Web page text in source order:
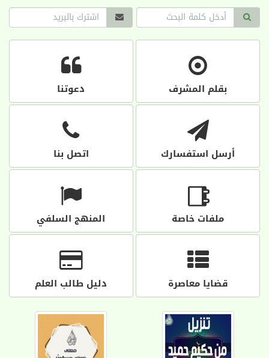
بقلم المشرف دعوتنا
أرسل استفسارك اتصل بنا
ملفات خاصة المنهج السلفي
قضايا معاصرة دليل طالب العلم